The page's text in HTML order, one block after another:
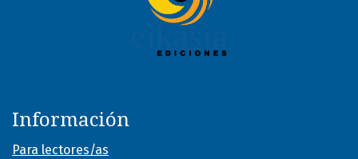
Información
Para lectores/as